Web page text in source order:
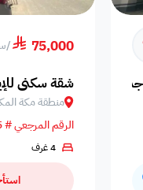
الروضة
75,000
/
شقة سكني
منطقة مكة
الرقم المرجعي # 99005
4 غرف